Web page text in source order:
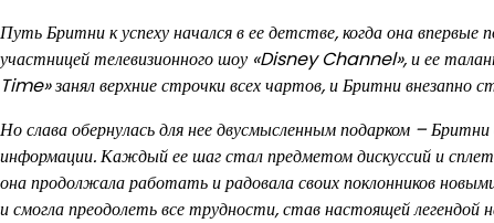
Путь Бритни к успеху начался в ее детстве, когда она впервые
участницей телевизионного шоу «Disney Channel», и ее
Time» занял верхние строчки всех чартов, и Бритни внезапно
Но слава обернулась для нее двусмысленным подарком –
информации. Каждый ее шаг стал предметом дискуссий и
она продолжала работать и радовала своих поклонников
и смогла преодолеть все трудности, став настоящей легендой